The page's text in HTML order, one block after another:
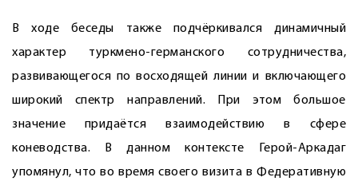
В ходе беседы также подчёркивался динамичный
характер туркмено-германского сотрудничества,
развивающегося по восходящей линии и включающего
широкий спектр направлений. При этом большое
значение придаётся взаимодействию в сфере
коневодства. В данном контексте Герой-Аркадаг
упомянул, что во время своего визита в Федеративную